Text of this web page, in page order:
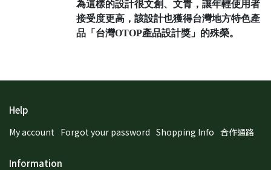
為這樣的設計很文創、文青，讓年輕使用者
接受度更高，該設計也獲得台灣地方特色產
品「台灣OTOP產品設計獎」的殊榮。
Help
My account Forgot your password Shopping Info 合作通路
Information